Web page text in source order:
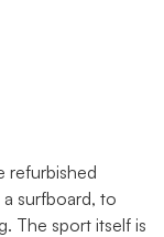
refurbished
surfboard, to
The sport itself is